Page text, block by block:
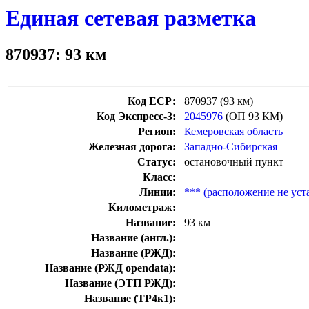
Единая сетевая разметка
870937: 93 км
Код ЕСР:
870937 (93 км)
Код Экспресс-3:
2045976 (ОП 93 КМ)
Регион:
Кемеровская область
Железная дорога:
Западно-Сибирская
Статус:
остановочный пункт
Класс:
Линии:
*** (расположение не
Километраж:
Название:
93 км
Название (англ.):
Название (РЖД):
Название (РЖД opendata):
Название (ЭТП РЖД):
Название (ТР4к1):